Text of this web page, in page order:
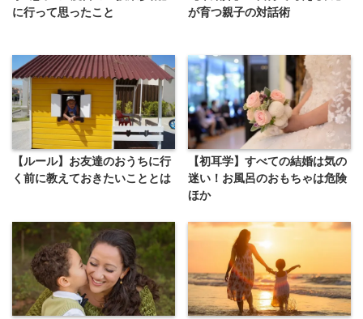
に行って思ったこと
が育つ親子の対話術
【ルール】お友達のおうちに行
く前に教えておきたいこととは
【初耳学】すべての結婚は気の
迷い！お風呂のおもちゃは危険
ほか